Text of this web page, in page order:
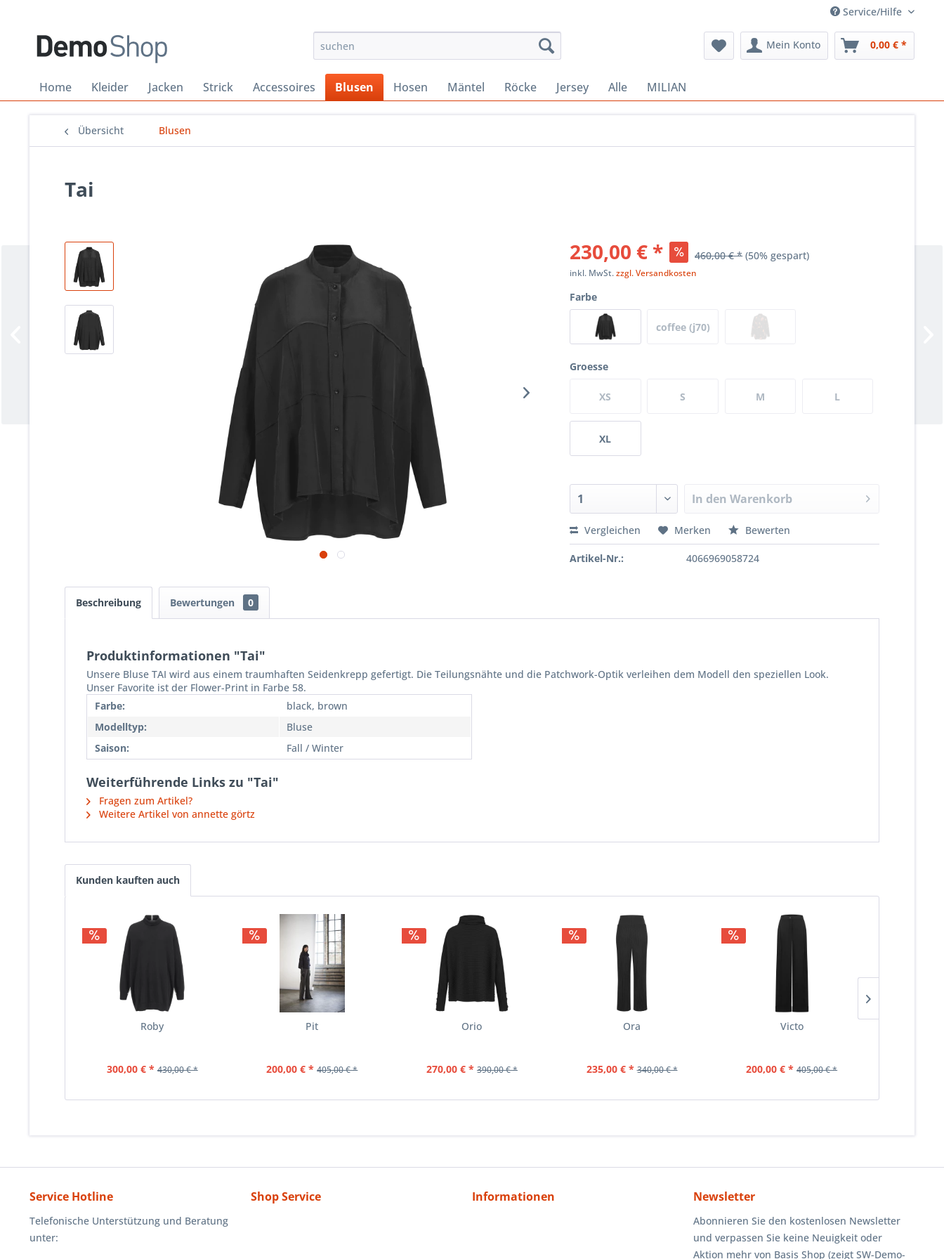
Service/Hilfe
Mein Konto 0,00 € *
Home Kleider Jacken Strick Accessoires Blusen Hosen Mäntel Röcke Jersey Alle MILIAN
Übersicht Blusen
Tai
230,00 € * 460,00 € * (50% gespart)
inkl. MwSt.zzgl. Versandkosten
Farbe
coffee (j70)
Groesse
XS S M L
XL
In den Warenkorb
Vergleichen Merken Bewerten
Artikel-Nr.: 4066969058724
Beschreibung Bewertungen 0
Produktinformationen "Tai"
Unsere Bluse TAI wird aus einem traumhaften Seidenkrepp gefertigt. Die Teilungsnähte und die Patchwork-Optik verleihen dem Modell den speziellen Look.
Unser Favorite ist der Flower-Print in Farbe 58.
Farbe:
black, brown
Modelltyp:
Bluse
Saison:
Fall / Winter
Weiterführende Links zu "Tai"
Fragen zum Artikel?
Weitere Artikel von annette görtz
Kunden kauften auch
Roby
300,00 € * 430,00 € *
Pit
200,00 € * 405,00 € *
Orio
270,00 € * 390,00 € *
Ora
235,00 € * 340,00 € *
Victo
200,00 € * 405,00 € *
Service Hotline
Telefonische Unterstützung und Beratung
unter:
Shop Service Informationen Newsletter
Abonnieren Sie den kostenlosen Newsletter
und verpassen Sie keine Neuigkeit oder
Aktion mehr von Basis Shop (zeigt SW-Demo-